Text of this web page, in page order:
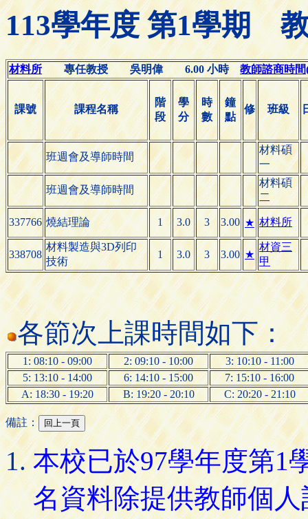
113學年度 第1學期
材料所專任教授 吳明偉 6.00 小時教師諮商時
課號 課程名稱
階
段
學
分
時
數
鐘
點
修 班級
班週會及導師時間
材料碩
一
班週會及導師時間
材料碩
二
337766 燒結理論 1 3.0 3 3.00 ★ 材料所
338708
材料製造與3D列印
技術
1 3.0 3 3.00 ★
材資三
甲
各節次上課時間如下：
1: 08:10 - 09:00 2: 09:10 - 10:00
3: 10:10 - 11:00
5: 13:10 - 14:00
6: 14:10 - 15:00
7: 15:10 - 16:00
A: 18:30 - 19:20
B: 19:20 - 20:10 C: 20:20 - 21:10
備註：
本校已於97學年度第1
名資料除提供教師個